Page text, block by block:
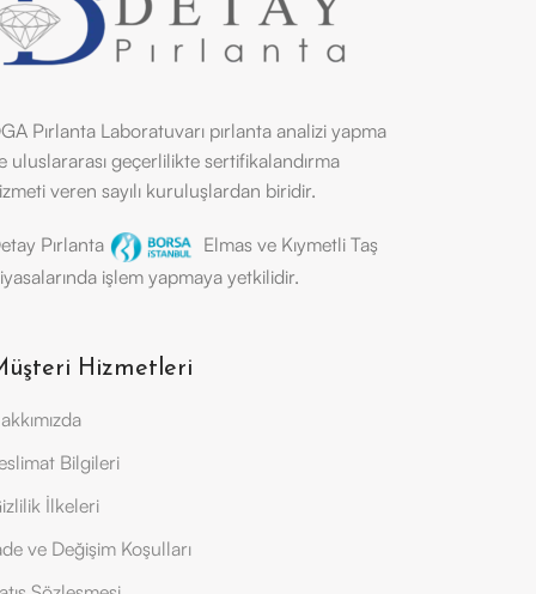
Pırlanta Laboratuvarı pırlanta analizi yapma
uluslararası geçerlilikte sertifikalandırma
veren sayılı kuruluşlardan biridir.
Pırlanta
Elmas ve Kıymetli Taş
işlem yapmaya yetkilidir.
Hizmetleri
Bilgileri
İlkeleri
ve Değişim Koşulları